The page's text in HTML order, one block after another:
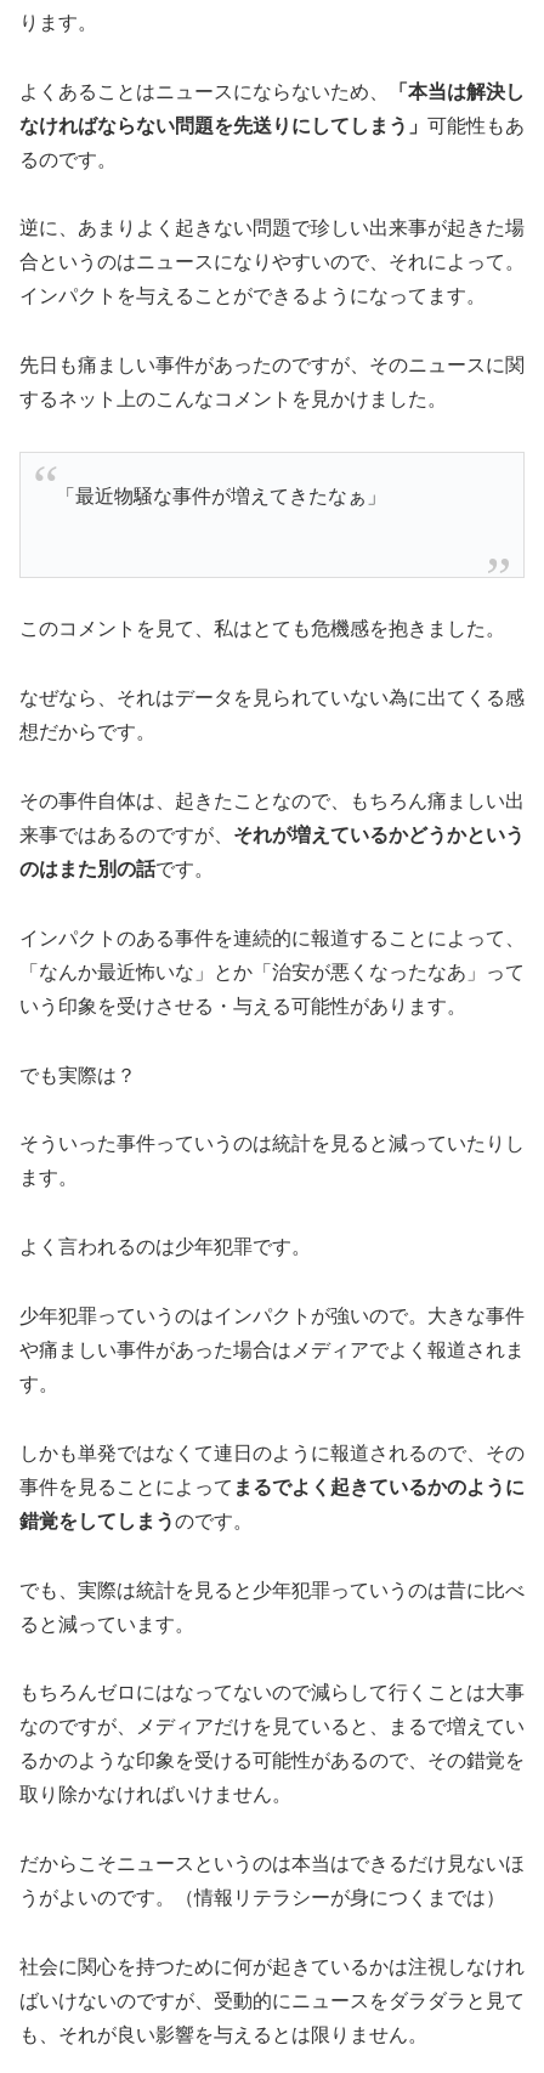
ります。
よくあることはニュースにならないため、
「本当は解決し
なければならない問題を先送りにしてしまう」 可能性もあ
るのです。
逆に、あまりよく起きない問題で珍しい出来事が起きた場
合というのはニュースになりやすいので、それによって。
インパクトを与えることができるようになってます。
先日も痛ましい事件があったのですが、そのニュースに関
するネット上のこんなコメントを見かけました。
「最近物騒な事件が増えてきたなぁ」
このコメントを見て、私はとても危機感を抱きました。
なぜなら、それはデータを見られていない為に出てくる感
想だからです。
その事件自体は、起きたことなので、もちろん痛ましい出
来事ではあるのですが、 それが増えているかどうかという
のはまた別の話です。
インパクトのある事件を連続的に報道することによって、
「なんか最近怖いな」とか「治安が悪くなったなあ」って
いう印象を受けさせる・与える可能性があります。
でも実際は？
そういった事件っていうのは統計を見ると減っていたりし
ます。
よく言われるのは少年犯罪です。
少年犯罪っていうのはインパクトが強いので。大きな事件
や痛ましい事件があった場合はメディアでよく報道されま
す。
しかも単発ではなくて連日のように報道されるので、その
事件を見ることによって まるでよく起きているかのように
錯覚をしてしまうのです。
でも、実際は統計を見ると少年犯罪っていうのは昔に比べ
ると減っています。
もちろんゼロにはなってないので減らして行くことは大事
なのですが、メディアだけを見ていると、まるで増えてい
るかのような印象を受ける可能性があるので、その錯覚を
取り除かなければいけません。
だからこそニュースというのは本当はできるだけ見ないほ
うがよいのです。（情報リテラシーが身につくまでは）
社会に関心を持つために何が起きているかは注視しなけれ
ばいけないのですが、受動的にニュースをダラダラと見て
も、それが良い影響を与えるとは限りません。